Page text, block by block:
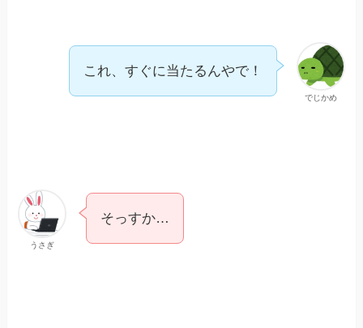
でじかめ
これ、すぐに当たるんやで！
うさぎ
そっすか…